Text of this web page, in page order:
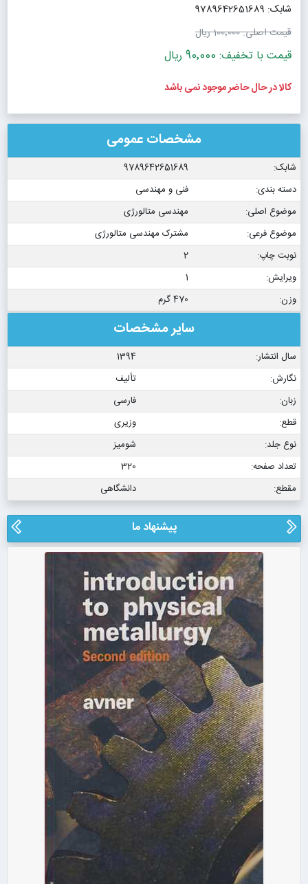
شابک: 9789642651689
قیمت اصلی:100٬000 ریال
قیمت با تخفیف: 90٬000 ریال
کالا در حال حاضر موجود نمی باشد
مشخصات عمومی
شابک:
9789642651689
دسته بندی:
فنی و مهندسی
موضوع اصلی:
مهندسی متالورژی
موضوع فرعی:
مشترک مهندسی متالورژی
نوبت چاپ:
2
ویرایش:
1
وزن:
470 گرم
سایر مشخصات
سال انتشار:
1394
نگارش:
تألیف
زبان:
فارسی
قطع:
وزیری
نوع جلد:
شومیز
تعداد صفحه:
320
مقطع:
دانشگاهی
پیشنهاد ما